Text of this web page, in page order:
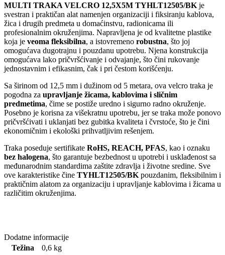
MULTI TRAKA VELCRO 12,5X5M TYHLT12505/BK je
svestran i praktičan alat namenjen organizaciji i fiksiranju kablova,
žica i drugih predmeta u domaćinstvu, radionicama ili
profesionalnim okruženjima. Napravljena je od kvalitetne plastike
koja je veoma fleksibilna, a istovremeno robustna, što joj
omogućava dugotrajnu i pouzdanu upotrebu. Njena konstrukcija
omogućava lako pričvršćivanje i odvajanje, što čini rukovanje
jednostavnim i efikasnim, čak i pri čestom korišćenju.
Sa širinom od 12,5 mm i dužinom od 5 metara, ova velcro traka je
pogodna za upravljanje žicama, kablovima i sličnim
predmetima, čime se postiže uredno i sigurno radno okruženje.
Posebno je korisna za višekratnu upotrebu, jer se traka može ponovo
pričvršćivati i uklanjati bez gubitka kvaliteta i čvrstoće, što je čini
ekonomičnim i ekološki prihvatljivim rešenjem.
Traka poseduje sertifikate RoHS, REACH, PFAS, kao i oznaku
bez halogena, što garantuje bezbednost u upotrebi i usklađenost sa
međunarodnim standardima zaštite zdravlja i životne sredine. Sve
ove karakteristike čine TYHLT12505/BK pouzdanim, fleksibilnim i
praktičnim alatom za organizaciju i upravljanje kablovima i žicama u
različitim okruženjima.
Dodatne informacije
Težina
0,6 kg